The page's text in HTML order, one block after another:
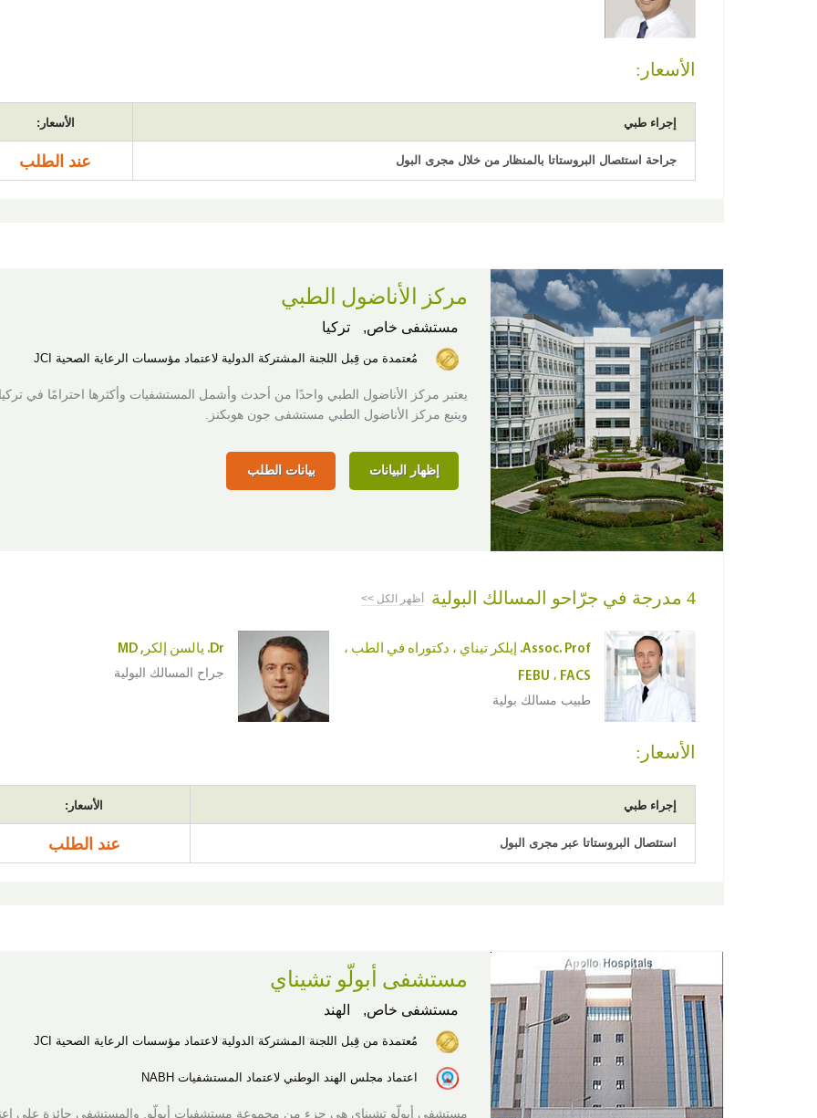
الأسعار:
إجراء طبي الأسعار:
جراحة استئصال البروستاتا بالمنظار من خلال مجرى البول عند الطلب
مركز الأناضول الطبي
مستشفى خاص, تركيا
مُعتمدة من قِبل اللجنة المشتركة الدولية لاعتماد مؤسسات الرعاية الصحية JCI
يعتبر مركز الأناضول الطبي واحدًا من أحدث وأشمل المستشفيات وأكثرها احترامًا في تركيا.
ويتبع مركز الأناضول الطبي مستشفى جون هوبكنز.
إظهار البيانات بيانات الطلب
4 مدرجة في جرّاحو المسالك البولية أظهر الكل >>
Assoc. Prof. إيلكر تيناي ، دكتوراه في الطب ،
FEBU ، FACS
طبيب مسالك بولية
Dr. يالسن إلكر, MD
جراح المسالك البولية
الأسعار:
إجراء طبي الأسعار:
استئصال البروستاتا عبر مجرى البول عند الطلب
مستشفى أبولّو تشيناي
مستشفى خاص, الهند
مُعتمدة من قِبل اللجنة المشتركة الدولية لاعتماد مؤسسات الرعاية الصحية JCI
اعتماد مجلس الهند الوطني لاعتماد المستشفيات NABH